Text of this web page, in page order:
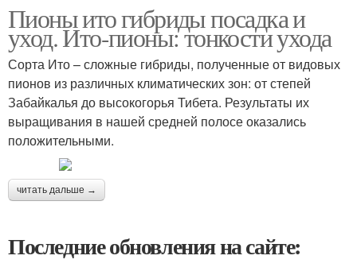
Пионы ито гибриды посадка и
уход. Ито-пионы: тонкости ухода
Сорта Ито – сложные гибриды, полученные от видовых
пионов из различных климатических зон: от степей
Забайкалья до высокогорья Тибета. Результаты их
выращивания в нашей средней полосе оказались
положительными.
читать дальше →
Последние обновления на сайте: